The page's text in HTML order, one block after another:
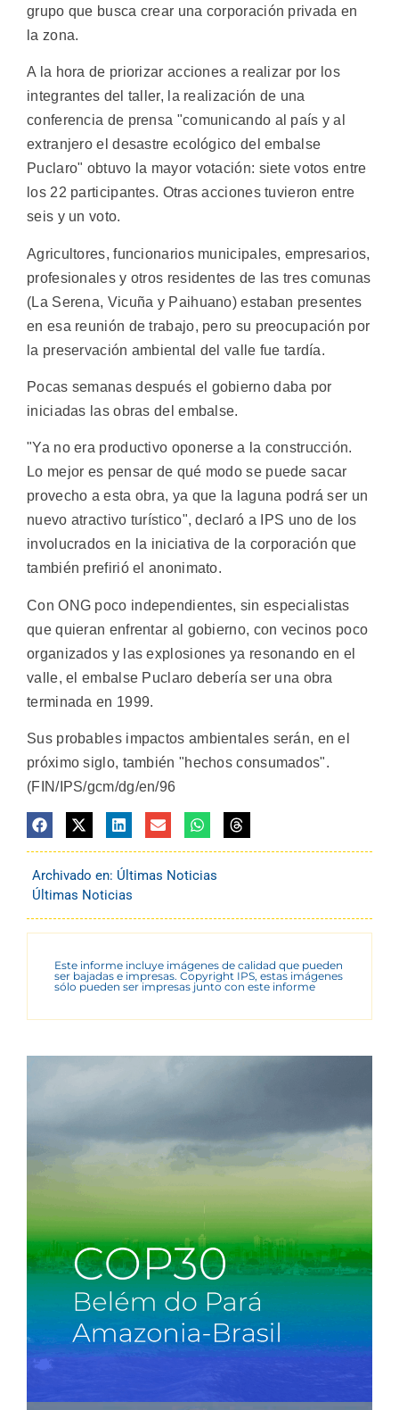
grupo que busca crear una corporación privada en
la zona.
A la hora de priorizar acciones a realizar por los
integrantes del taller, la realización de una
conferencia de prensa "comunicando al país y al
extranjero el desastre ecológico del embalse
Puclaro" obtuvo la mayor votación: siete votos entre
los 22 participantes. Otras acciones tuvieron entre
seis y un voto.
Agricultores, funcionarios municipales, empresarios,
profesionales y otros residentes de las tres comunas
(La Serena, Vicuña y Paihuano) estaban presentes
en esa reunión de trabajo, pero su preocupación por
la preservación ambiental del valle fue tardía.
Pocas semanas después el gobierno daba por
iniciadas las obras del embalse.
"Ya no era productivo oponerse a la construcción.
Lo mejor es pensar de qué modo se puede sacar
provecho a esta obra, ya que la laguna podrá ser un
nuevo atractivo turístico", declaró a IPS uno de los
involucrados en la iniciativa de la corporación que
también prefirió el anonimato.
Con ONG poco independientes, sin especialistas
que quieran enfrentar al gobierno, con vecinos poco
organizados y las explosiones ya resonando en el
valle, el embalse Puclaro debería ser una obra
terminada en 1999.
Sus probables impactos ambientales serán, en el
próximo siglo, también "hechos consumados".
(FIN/IPS/gcm/dg/en/96
Archivado en: Últimas Noticias
Últimas Noticias
Este informe incluye imágenes de calidad que pueden
ser bajadas e impresas. Copyright IPS, estas imágenes
sólo pueden ser impresas junto con este informe